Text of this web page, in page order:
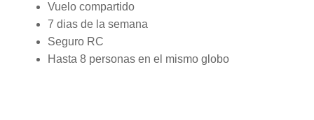
Vuelo compartido
7 dias de la semana
Seguro RC
Hasta 8 personas en el mismo globo